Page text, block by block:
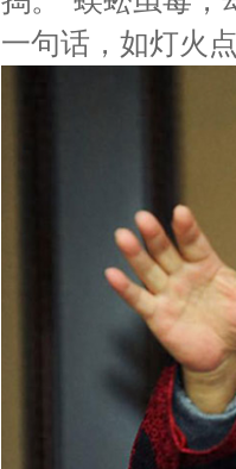
一句话，如灯火